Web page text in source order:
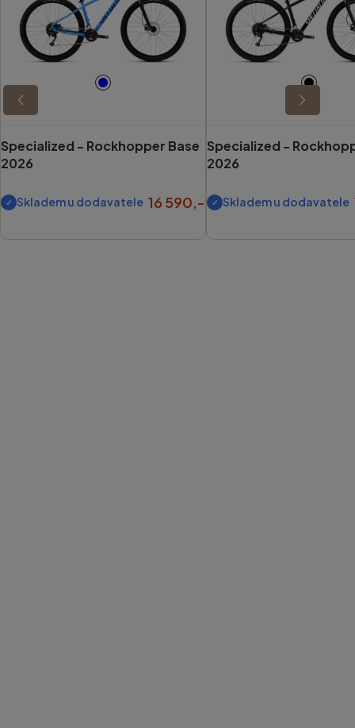
Specialized - Rockhopper Base
2026
Skladem u dodavatele 16 590,-
Specialized -
2026
Skladem u dodavatele